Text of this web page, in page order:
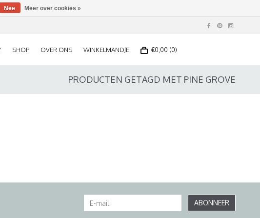
SHOP OVER ONS WINKELMANDJE €0,00 (0)
PRODUCTEN GETAGD MET PINE GROVE
ABONNEER
Nee Meer over cookies »